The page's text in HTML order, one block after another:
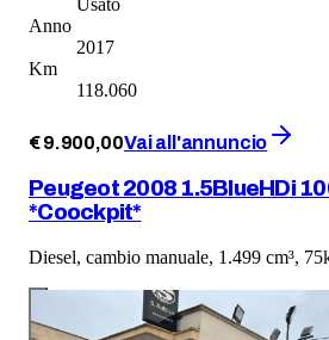
Usato
Anno
2017
Km
118.060
€9.900,00Vai all'annuncio
Peugeot 2008 1.5BlueHDi
*Coockpit*
Diesel, cambio manuale, 1.499 cm³,